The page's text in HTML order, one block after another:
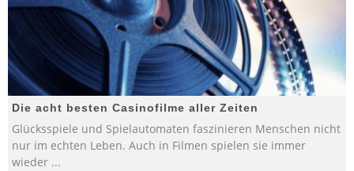
Die acht besten Casinofilme aller Zeiten
Glücksspiele und Spielautomaten faszinieren Menschen nicht
nur im echten Leben. Auch in Filmen spielen sie immer
wieder ...